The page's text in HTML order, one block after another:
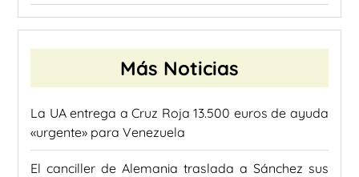
Más Noticias
La UA entrega a Cruz Roja 13.500 euros de ayuda
«urgente» para Venezuela
El canciller de Alemania traslada a Sánchez sus